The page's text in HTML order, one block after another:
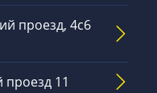
проезд, 4с6
11